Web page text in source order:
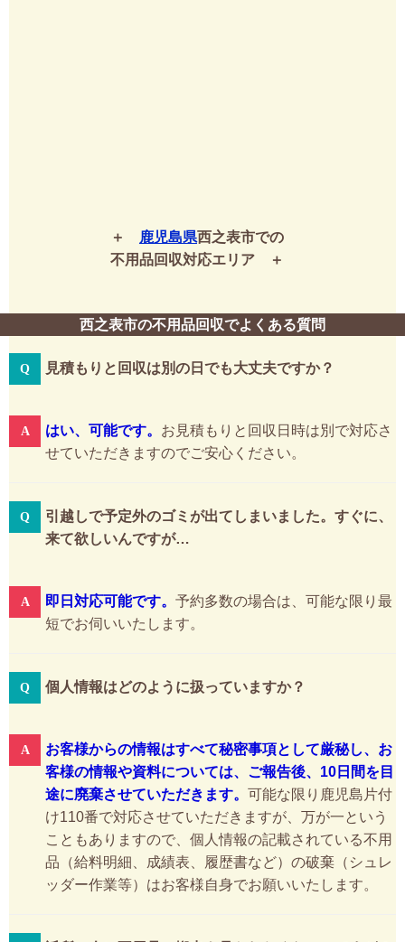
鹿児島県西之表市での
不用品回収対応エリア
西之表市の不用品回収でよくある質問
見積もりと回収は別の日でも大丈夫ですか？
はい、可能です。 お見積もりと回収日時は別で対応さ
せていただきますのでご安心ください。
引越しで予定外のゴミが出てしまいました。すぐに、
来て欲しいんですが…
即日対応可能です。 予約多数の場合は、可能な限り最
短でお伺いいたします。
個人情報はどのように扱っていますか？
お客様からの情報はすべて秘密事項として厳秘し、お
客様の情報や資料については、ご報告後、10日間を目
途に廃棄させていただきます。 可能な限り鹿児島片付
け110番で対応させていただきますが、万が一という
こともありますので、個人情報の記載されている不用
品（給料明細、成績表、履歴書など）の破棄（シュレ
ッダー作業等）はお客様自身でお願いいたします。